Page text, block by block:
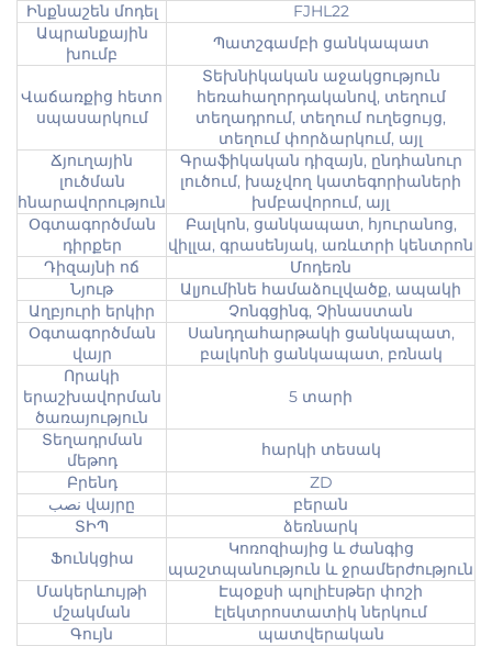
Ինքնաշեն մոդել
FJHL22
Ապրանքային
խումբ
Պատշգամբի ցանկապատ
Վաճառքից հետո
սպասարկում
Տեխնիկական աջակցություն
հեռահաղորդականով, տեղում
տեղադրում, տեղում ուղեցույց,
տեղում փորձարկում, այլ
Ճյուղային
լուծման
հնարավորություն
Գրաֆիկական դիզայն, ընդհանուր
լուծում, խաչվող կատեգորիաների
խմբավորում, այլ
Օգտագործման
դիրքեր
Բալկոն, ցանկապատ, հյուրանոց,
վիլլա, գրասենյակ, առևտրի կենտրոն
Դիզայնի ոճ
Մոդեռն
Նյութ
Ալյումինե համաձուլվածք, ապակի
Աղբյուրի երկիր
Չոնգցինգ, Չինաստան
Օգտագործման
վայր
Սանդղահարթակի ցանկապատ,
բալկոնի ցանկապատ, բռնակ
Որակի
երաշխավորման
ծառայություն
5 տարի
Տեղադրման
մեթոդ
հարկի տեսակ
Բրենդ
ZD
نصب վայրը
բերան
ՏԻՊ
ձեռնարկ
Ֆունկցիա
Կոռոզիայից և ժանգից
պաշտպանություն և ջրամերժություն
Մակերևույթի
մշակման
Էպօքսի պոլիէսթեր փոշի
էլեկտրոստատիկ ներկում
Գույն
պատվերական